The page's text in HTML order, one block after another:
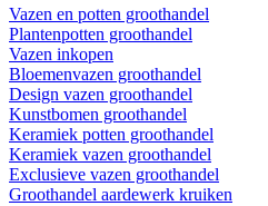
Vazen en potten groothandel
Plantenpotten groothandel
Vazen inkopen
Bloemenvazen groothandel
Design vazen groothandel
Kunstbomen groothandel
Keramiek potten groothandel
Keramiek vazen groothandel
Exclusieve vazen groothandel
Groothandel aardewerk kruiken